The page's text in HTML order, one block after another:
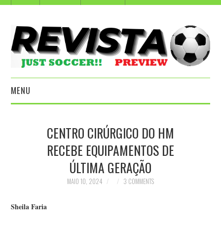
MENU
ESPORTESCENTRO CIRÚRGICO DO HM
RECEBE EQUIPAMENTOS DE
ÚLTIMA GERAÇÃO
MAIO 10, 2024 3 COMMENTS
Sheila Faria